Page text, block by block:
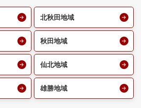
北秋田地域
秋田地域
仙北地域
雄勝地域